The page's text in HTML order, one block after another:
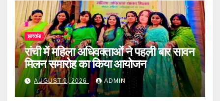
झारखंड
रांची में महिला अधिवक्ताओं ने पहली बार सावन
मिलन समारोह का किया आयोजन
AUGUST 9, 2026 ADMIN